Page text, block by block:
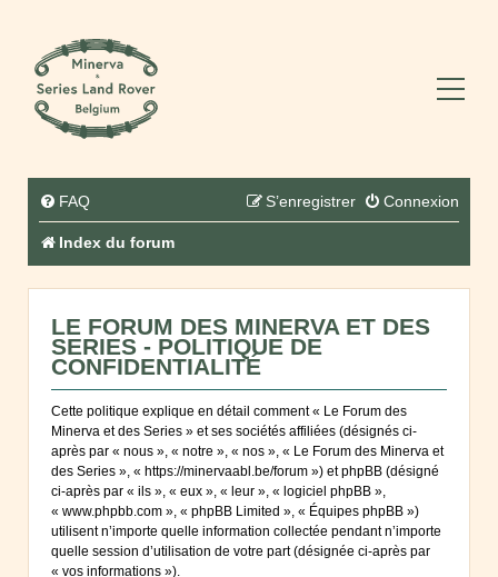
FAQ Connexion
S’enregistrer
Index du forum
LE FORUM DES MINERVA ET DES
SERIES - POLITIQUE DE
CONFIDENTIALITÉ
Cette politique explique en détail comment « Le Forum des
Minerva et des Series » et ses sociétés affiliées (désignés ci-
après par « nous », « notre », « nos », « Le Forum des Minerva et
des Series », « https://minervaabl.be/forum ») et phpBB (désigné
ci-après par « ils », « eux », « leur », « logiciel phpBB »,
« www.phpbb.com », « phpBB Limited », « Équipes phpBB »)
utilisent n’importe quelle information collectée pendant n’importe
quelle session d’utilisation de votre part (désignée ci-après par
« vos informations »).